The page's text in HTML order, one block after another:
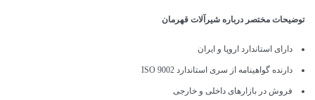
توضیحات مختصر درباره شیرآلات قهرمان
دارای استاندارد اروپا و ایران
دارنده گواهینامه از سری استاندارد ISO 9002
فروش در بازارهای داخلی و خارجی